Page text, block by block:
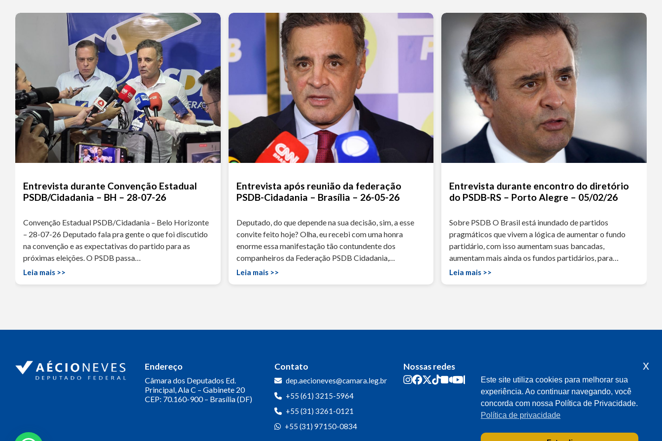
Entrevista durante Convenção Estadual
PSDB/Cidadania – BH – 28-07-26
Convenção Estadual PSDB/Cidadania – Belo Horizonte
– 28-07-26 Deputado fala pra gente o que foi discutido
na convenção e as expectativas do partido para as
próximas eleições. O PSDB passa…
Leia mais >>
Entrevista após reunião da federação
PSDB-Cidadania – Brasília – 26-05-26
Deputado, do que depende na sua decisão, sim, a esse
convite feito hoje? Olha, eu recebi com uma honra
enorme essa manifestação tão contundente dos
companheiros da Federação PSDB Cidadania,…
Leia mais >>
Entrevista durante encontro do diretório
do PSDB-RS – Porto Alegre – 05/02/26
Sobre PSDB O Brasil está inundado de partidos
pragmáticos que vivem a lógica de aumentar o fundo
partidário, com isso aumentam suas bancadas,
aumentam mais ainda os fundos partidários, para…
Leia mais >>
Endereço
Câmara dos Deputados Ed.
Principal, Ala C – Gabinete 20
CEP: 70.160-900 – Brasília (DF)
Contato
dep.aecioneves@camara.leg.br
+55 (61) 3215-5964
+55 (31) 3261-0121
+55 (31) 97150-0834
Nossas redes
Este site utiliza cookies para melhorar sua
experiência. Ao continuar navegando, você
concorda com nossa Política de Privacidade.
Política de privacidade
x